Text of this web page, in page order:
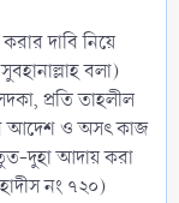
দাবি নিয়ে
বলা)
প্রতি তাহলীল
আদেশ ও অসৎ কাজ
দুহা আদায় করা
নং ৭২০)